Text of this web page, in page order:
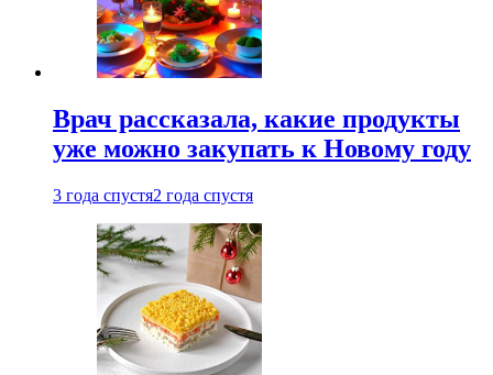
Врач рассказала, какие продукты
уже можно закупать к Новому году
3 года спустя2 года спустя